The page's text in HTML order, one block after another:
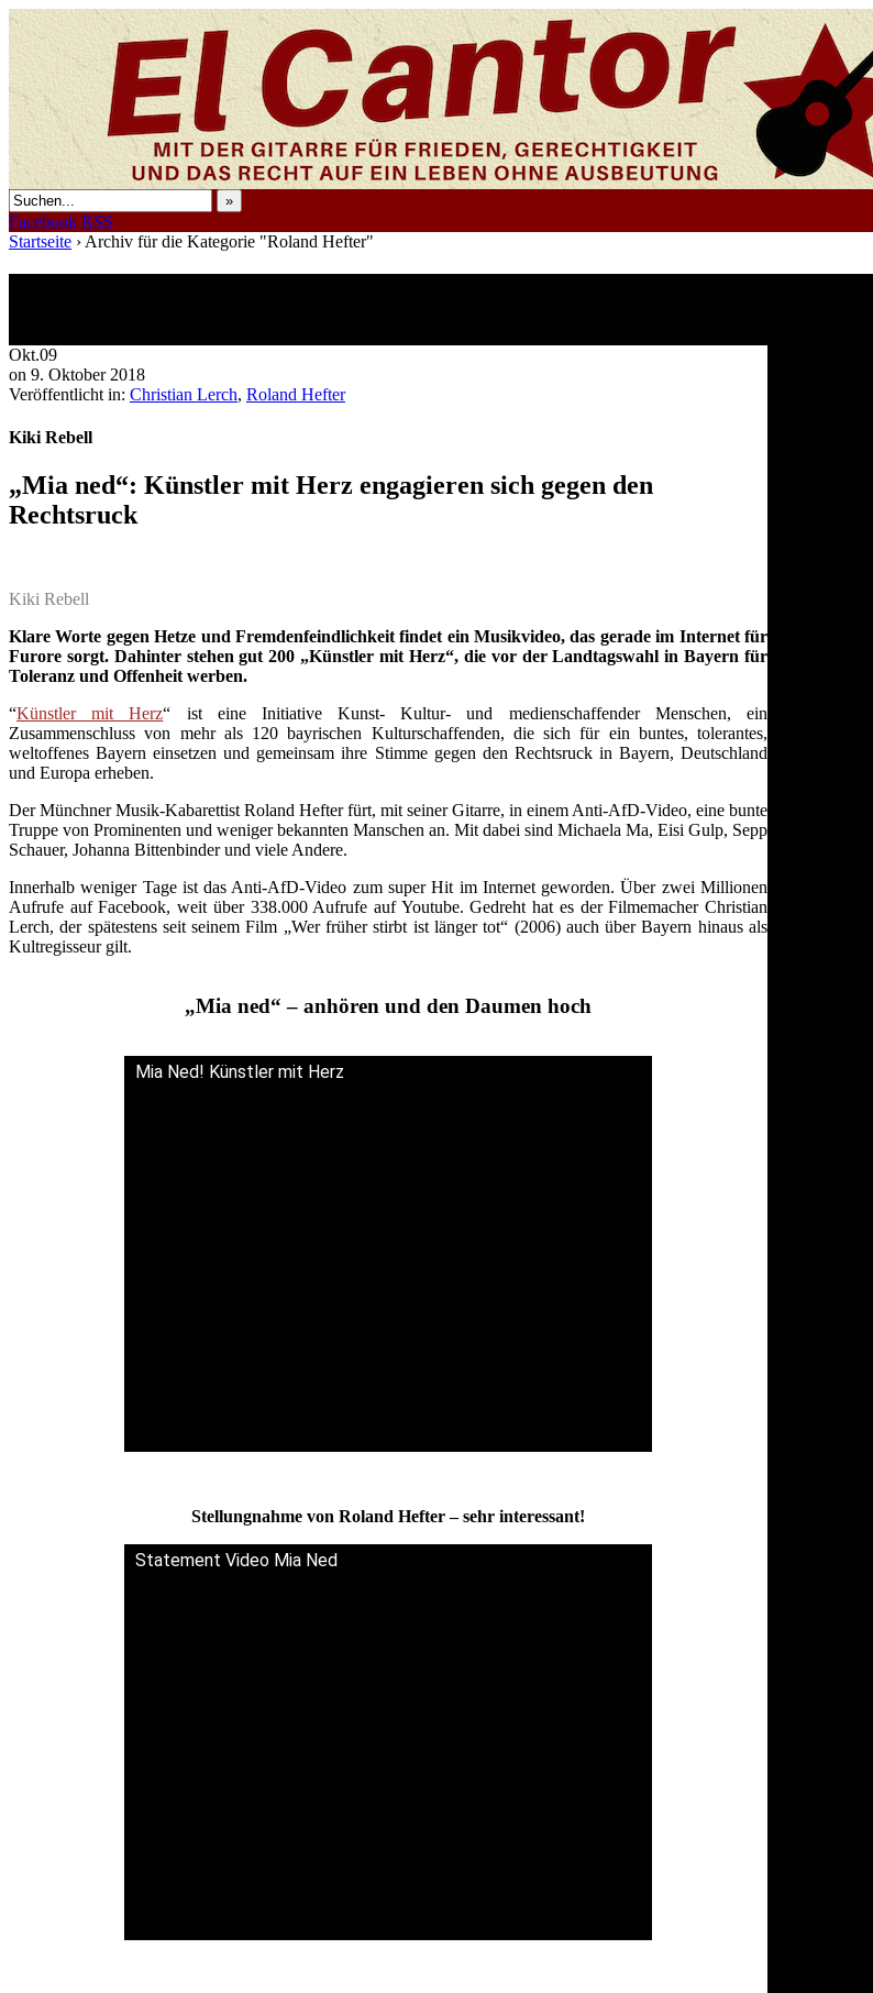
»
Facebook RSS
Startseite › Archiv für die Kategorie "Roland Hefter"
Okt.09
on 9. Oktober 2018
Veröffentlicht in: Christian Lerch, Roland Hefter
Kiki Rebell
„Mia ned“: Künstler mit Herz engagieren sich gegen den
Rechtsruck
Kiki Rebell
Klare Worte gegen Hetze und Fremdenfeindlichkeit findet ein Musikvideo, das gerade im Internet für
Furore sorgt. Dahinter stehen gut 200 „Künstler mit Herz“, die vor der Landtagswahl in Bayern für
Toleranz und Offenheit werben.
“Künstler mit Herz“ ist eine Initiative Kunst- Kultur- und medienschaffender Menschen, ein
Zusammenschluss von mehr als 120 bayrischen Kulturschaffenden, die sich für ein buntes, tolerantes,
weltoffenes Bayern einsetzen und gemeinsam ihre Stimme gegen den Rechtsruck in Bayern, Deutschland
und Europa erheben.
Der Münchner Musik-Kabarettist Roland Hefter fürt, mit seiner Gitarre, in einem Anti-AfD-Video, eine bunte
Truppe von Prominenten und weniger bekannten Manschen an. Mit dabei sind Michaela Ma, Eisi Gulp, Sepp
Schauer, Johanna Bittenbinder und viele Andere.
Innerhalb weniger Tage ist das Anti-AfD-Video zum super Hit im Internet geworden. Über zwei Millionen
Aufrufe auf Facebook, weit über 338.000 Aufrufe auf Youtube. Gedreht hat es der Filmemacher Christian
Lerch, der spätestens seit seinem Film „Wer früher stirbt ist länger tot“ (2006) auch über Bayern hinaus als
Kultregisseur gilt.
„Mia ned“ – anhören und den Daumen hoch
Mia Ned! Künstler mit Herz
Stellungnahme von Roland Hefter – sehr interessant!
Statement Video Mia Ned